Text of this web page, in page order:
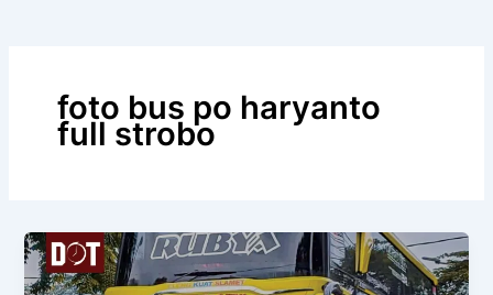
foto bus po haryanto
full strobo